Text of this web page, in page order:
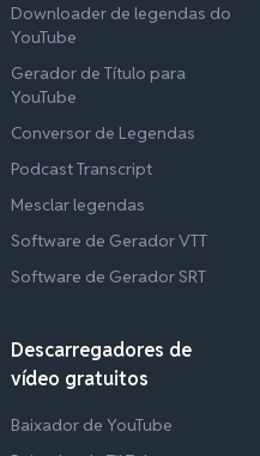
Downloader de legendas do
YouTube
Gerador de Título para
YouTube
Conversor de Legendas
Podcast Transcript
Mesclar legendas
Software de Gerador VTT
Software de Gerador SRT
Descarregadores de
vídeo gratuitos
Baixador de YouTube